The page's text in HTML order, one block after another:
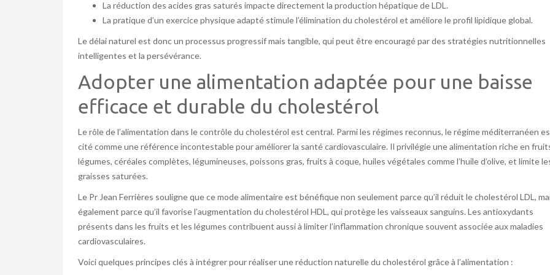
La réduction des acides gras saturés impacte directement la production hépatique de LDL.
La pratique d’un exercice physique adapté stimule l’élimination du cholestérol et améliore le profil lipidique global.
Le délai naturel est donc un processus progressif mais tangible, qui peut être encouragé par des stratégies nutritionnelles
intelligentes et la persévérance.
Adopter une alimentation adaptée pour une baisse
efficace et durable du cholestérol
Le rôle de l’alimentation dans le contrôle du cholestérol est central. Parmi les régimes reconnus, le régime méditerranéen
cité comme une référence incontestable pour améliorer la santé cardiovasculaire. Il privilégie une alimentation riche en
légumes, céréales complètes, légumineuses, poissons gras, fruits à coque, huiles végétales comme l’huile d’olive, et limite
graisses saturées.
Le Pr Jean Ferrières souligne que ce mode alimentaire est bénéfique non seulement parce qu’il réduit le cholestérol LDL,
également parce qu’il favorise l’augmentation du cholestérol HDL, qui protège les vaisseaux sanguins. Les antioxydants
présents dans les fruits et les légumes contribuent aussi à limiter l’inflammation chronique souvent associée aux maladies
cardiovasculaires.
Voici quelques principes clés à intégrer pour réaliser une réduction naturelle du cholestérol grâce à l’alimentation :